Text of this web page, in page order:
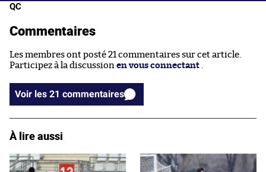
QC
Commentaires
Les membres ont posté 21 commentaires sur cet article.
Participez à la discussion en vous connectant
Voir les 21 commentaires
À lire aussi